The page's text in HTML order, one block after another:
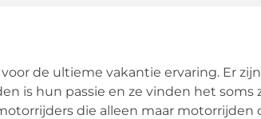
voor de ultieme vakantie ervaring. Er
is hun passie en ze vinden het soms
die alleen maar motorrijden